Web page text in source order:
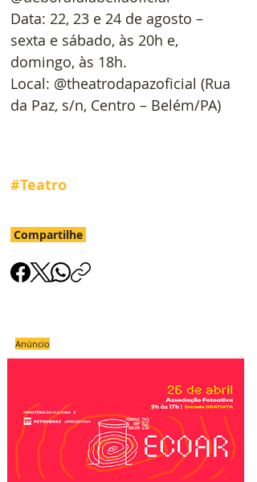
Data: 22, 23 e 24 de agosto –
sexta e sábado, às 20h e,
domingo, às 18h.
Local: @theatrodapazoficial (Rua
da Paz, s/n, Centro – Belém/PA)
#Teatro
Compartilhe
Anúncio